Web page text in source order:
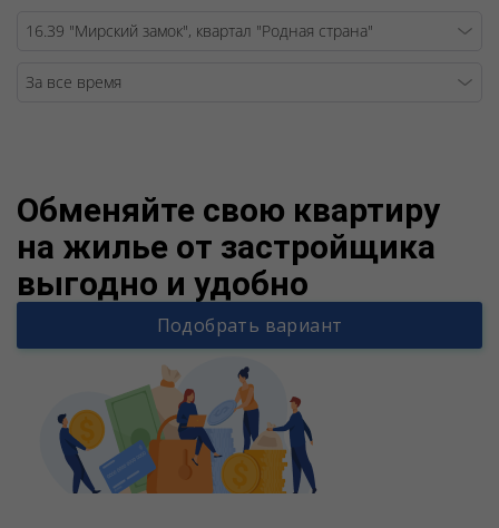
Обменяйте свою квартиру
на жилье от застройщика
выгодно и удобно
Подобрать вариант